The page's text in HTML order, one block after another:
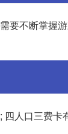
要不断掌握
人口三费卡